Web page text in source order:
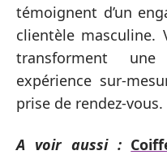
témoignent d’un
clientèle masculine.
transforment
expérience sur-
prise de rendez-vous.
A voir aussi :